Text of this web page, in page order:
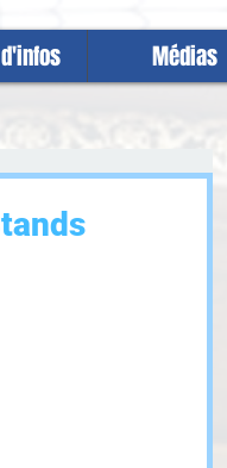
Médias